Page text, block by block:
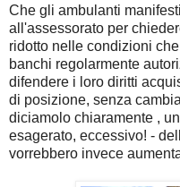
Che gli ambulanti
all'assessorato per
ridotto nelle condizioni
banchi regolarmente
difendere i loro diritti
di posizione, senza
diciamolo chiaramente ,
esagerato, eccessivo! -
vorrebbero invece